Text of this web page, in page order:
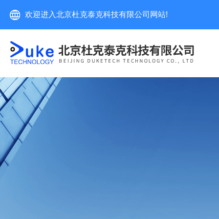
欢迎进入北京杜克泰克科技有限公司网站!